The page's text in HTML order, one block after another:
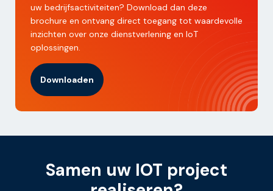
uw bedrijfsactiviteiten? Download dan deze
brochure en ontvang direct toegang tot waardevolle
inzichten over onze dienstverlening en IoT
oplossingen.
Downloaden
Samen uw IOT project